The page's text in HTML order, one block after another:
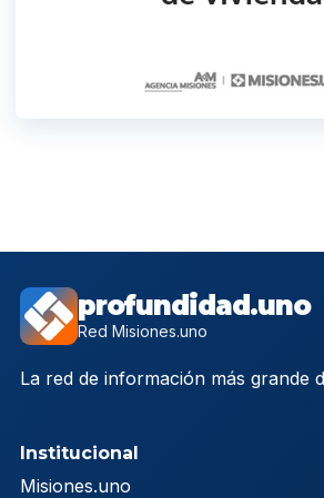
profundidad.uno
Red Misiones.uno
La red de información más grande
Institucional
Misiones.uno